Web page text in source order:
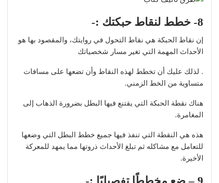
8- خطط لنقاط حبكتك :-
إن نقاط الحبكة هي نقاط التحول في روايتك، والمقصود بها هو
الأحداث المهمة التي تغير مسار شخصياتك
. لذلك عليك أن تخطط لهذه النقاط وأن تضعها على مسافات
متساوية من الخط الزمني.
هناك نقطة الحبكة التي يقتنع فيها البطل بضرورة الذهاب إلى
المغامرة.
هذه هي النقطة التي تنفذ فيها جميع خطط البطل التي وضعها
للتعامل مع مشاكله ثم تبلغ الأحداث ذروتها مما يمهد للمعركة
الأخيرة.